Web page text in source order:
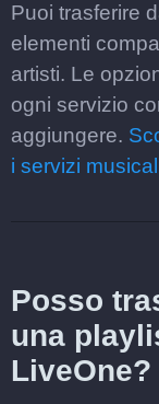
Puoi trasferire
elementi
artisti. Le
ogni servizio
aggiungere.
i servizi
Posso
una
LiveOne?